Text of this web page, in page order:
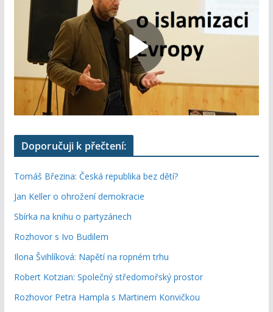
Doporučuji k přečtení:
Tomáš Březina: Česká republika bez dětí?
Jan Keller o ohrožení demokracie
Sbírka na knihu o partyzánech
Rozhovor s Ivo Budilem
Ilona Švihlíková: Napětí na ropném trhu
Robert Kotzian: Společný středomořský prostor
Rozhovor Petra Hampla s Martinem Konvičkou